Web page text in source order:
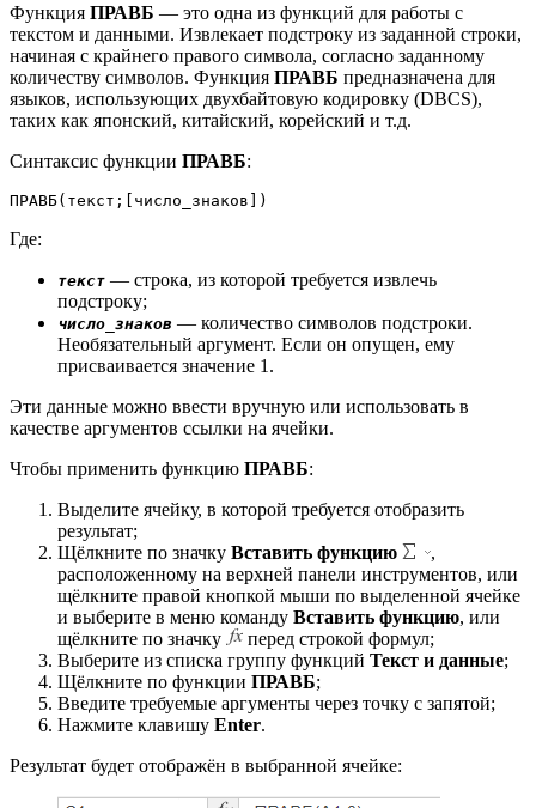
Функция ПРАВБ — это одна из функций для работы с
текстом и данными. Извлекает подстроку из заданной строки,
начиная с крайнего правого символа, согласно заданному
количеству символов. Функция ПРАВБ предназначена для
языков, использующих двухбайтовую кодировку (DBCS),
таких как японский, китайский, корейский и т.д.
Синтаксис функции ПРАВБ:
ПРАВБ(текст;[число_знаков])
Где:
текст — строка, из которой требуется извлечь
подстроку;
число_знаков — количество символов подстроки.
Необязательный аргумент. Если он опущен, ему
присваивается значение 1.
Эти данные можно ввести вручную или использовать в
качестве аргументов ссылки на ячейки.
Чтобы применить функцию ПРАВБ:
Выделите ячейку, в которой требуется отобразить
результат;
Щёлкните по значку Вставить функцию
,
расположенному на верхней панели инструментов, или
щёлкните правой кнопкой мыши по выделенной ячейке
и выберите в меню команду Вставить функцию, или
щёлкните по значку
перед строкой формул;
Выберите из списка группу функций Текст и данные;
Щёлкните по функции ПРАВБ;
Введите требуемые аргументы через точку с запятой;
Нажмите клавишу Enter.
Результат будет отображён в выбранной ячейке: